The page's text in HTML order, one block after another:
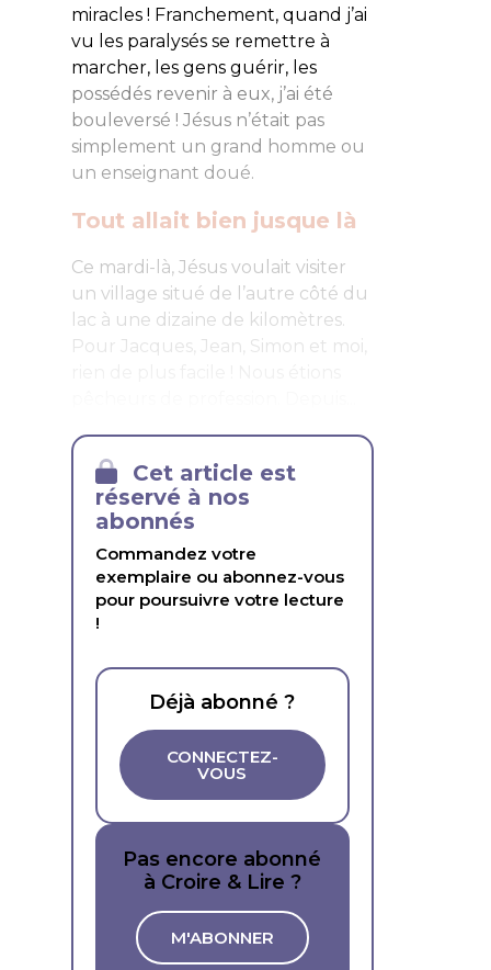
miracles ! Franchement, quand j’ai
vu les paralysés se remettre à
marcher, les gens guérir, les
possédés revenir à eux, j’ai été
bouleversé ! Jésus n’était pas
simplement un grand homme ou
un enseignant doué.
Tout allait bien jusque là
Ce mardi-là, Jésus voulait visiter
un village situé de l’autre côté du
lac à une dizaine de kilomètres.
Pour Jacques, Jean, Simon et moi,
Cet article est
réservé à nos
abonnés
Commandez votre
exemplaire ou abonnez-vous
pour poursuivre votre lecture
!
Déjà abonné ?
CONNECTEZ-
VOUS
Pas encore abonné
à Croire & Lire ?
M'ABONNER